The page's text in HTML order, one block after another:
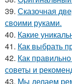
39. Сказочная
своими руками.
40. Какие
41. Как выбрать
42. Как
советы и
43. Мы делаем